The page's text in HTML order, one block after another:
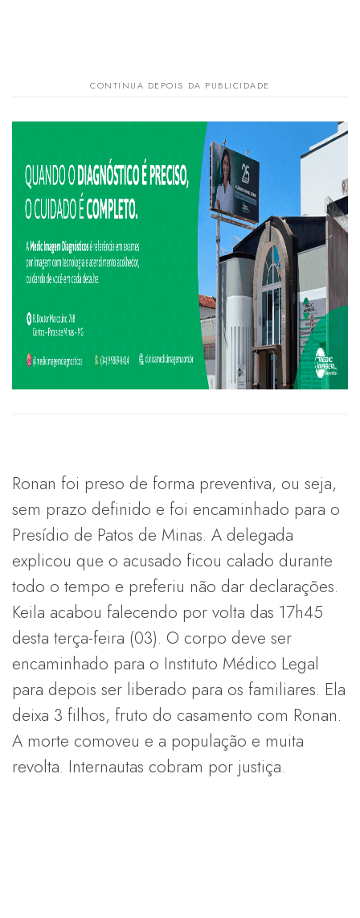
Ronan foi preso de forma preventiva, ou seja,
sem prazo definido e foi encaminhado para o
Presídio de Patos de Minas. A delegada
explicou que o acusado ficou calado durante
todo o tempo e preferiu não dar declarações.
Keila acabou falecendo por volta das 17h45
desta terça-feira (03). O corpo deve ser
encaminhado para o Instituto Médico Legal
para depois ser liberado para os familiares. Ela
deixa 3 filhos, fruto do casamento com Ronan.
A morte comoveu e a população e muita
revolta. Internautas cobram por justiça.